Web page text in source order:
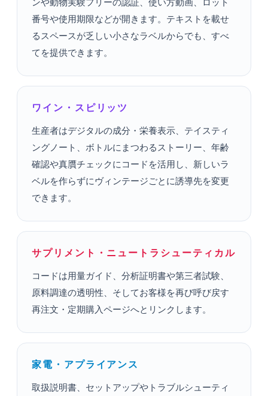
番号や使用期限などが開きます。テキストを載せ
るスペースが乏しい小さなラベルからでも、すべ
てを提供できます。
ワイン・スピリッツ
生産者はデジタルの成分・栄養表示、テイスティ
ングノート、ボトルにまつわるストーリー、年齢
確認や真贋チェックにコードを活用し、新しいラ
ベルを作らずにヴィンテージごとに誘導先を変更
できます。
サプリメント・ニュートラシューティカル
コードは用量ガイド、分析証明書や第三者試験、
原料調達の透明性、そしてお客様を再び呼び戻す
再注文・定期購入ページへとリンクします。
家電・アプライアンス
取扱説明書、セットアップやトラブルシューティ